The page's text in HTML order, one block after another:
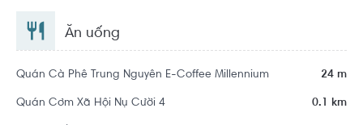
Ăn uống
Quán Cà Phê Trung Nguyên E-Coffee Millennium 24 m
Quán Cơm Xã Hội Nụ Cười 4 0.1 km